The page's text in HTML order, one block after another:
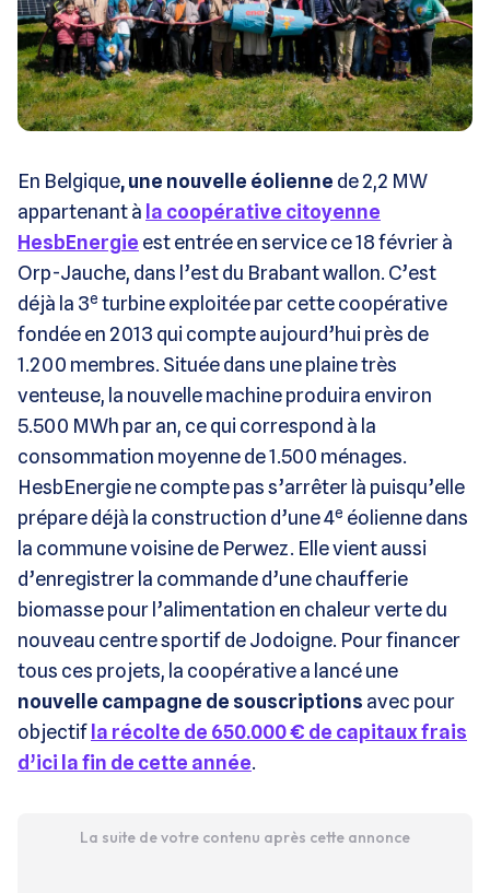
En Belgique, une nouvelle éolienne de 2,2 MW
appartenant à la coopérative citoyenne
HesbEnergie est entrée en service ce 18 février à
Orp-Jauche, dans l’est du Brabant wallon. C’est
déjà la 3e turbine exploitée par cette coopérative
fondée en 2013 qui compte aujourd’hui près de
1.200 membres. Située dans une plaine très
venteuse, la nouvelle machine produira environ
5.500 MWh par an, ce qui correspond à la
consommation moyenne de 1.500 ménages.
HesbEnergie ne compte pas s’arrêter là puisqu’elle
prépare déjà la construction d’une 4e éolienne dans
la commune voisine de Perwez. Elle vient aussi
d’enregistrer la commande d’une chaufferie
biomasse pour l’alimentation en chaleur verte du
nouveau centre sportif de Jodoigne. Pour financer
tous ces projets, la coopérative a lancé une
nouvelle campagne de souscriptions avec pour
objectif la récolte de 650.000 € de capitaux frais
d’ici la fin de cette année.
La suite de votre contenu après cette annonce